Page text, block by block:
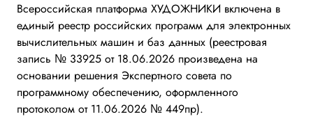
Всероссийская платформа ХУДОЖНИКИ включена в
единый реестр российских программ для электронных
вычислительных машин и баз данных (реестровая
запись № 33925 от 18.06.2026 произведена на
основании решения Экспертного совета по
программному обеспечению, оформленного
протоколом от 11.06.2026 № 449пр).